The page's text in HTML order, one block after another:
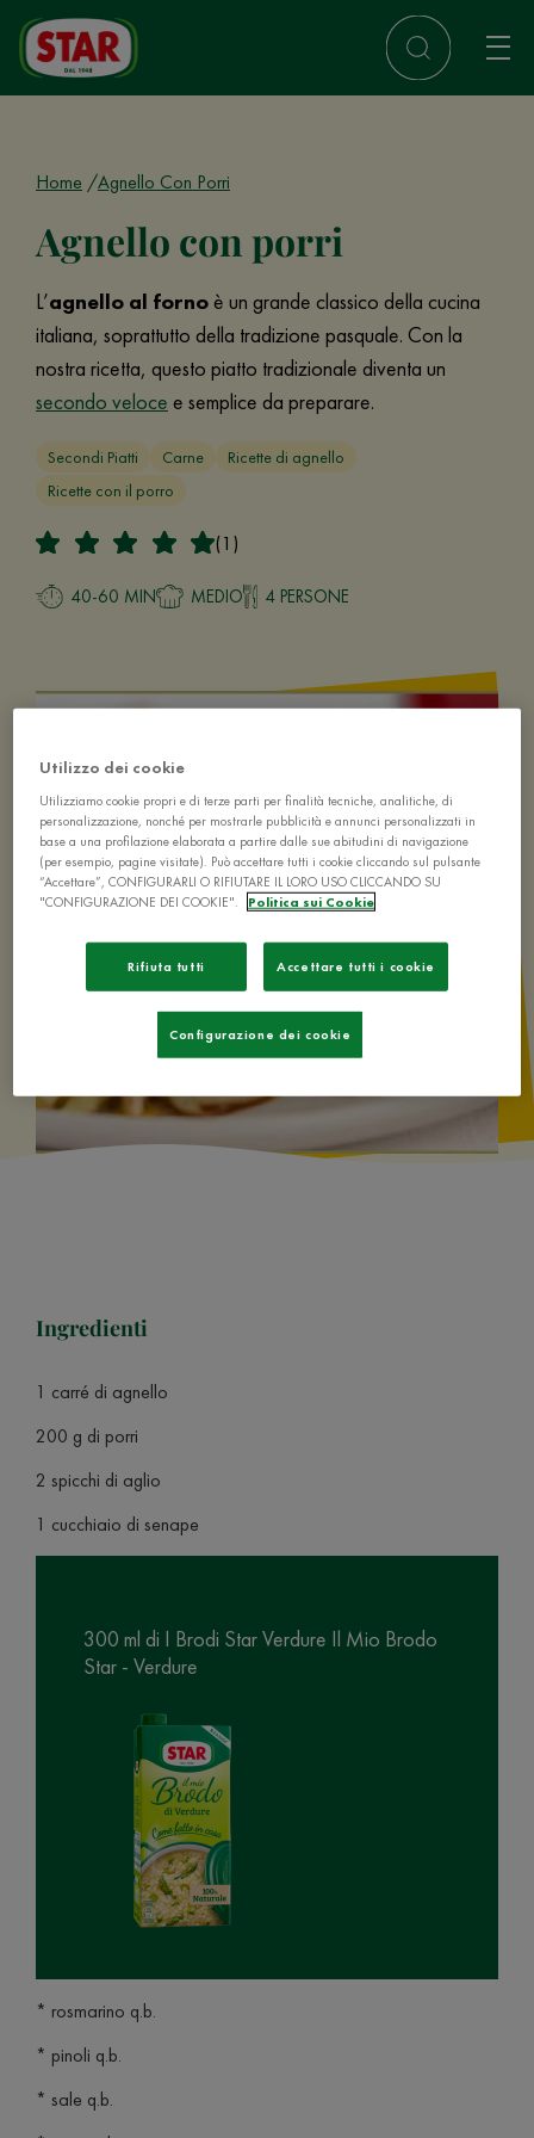
Home Agnello Con Porri
Agnello con porri
L’agnello al fornoè un grande classico della cucina
italiana, soprattutto della tradizione pasquale. Con la
nostra ricetta, questo piatto tradizionale diventa un
secondo veloce e semplice da preparare.
Secondi Piatti Carne
Ricette di agnello
Ricette con il porro
(1)
40-60 MIN MEDIO 4 PERSONE
Ingredienti
1 carré di agnello
200 g di porri
2 spicchi di aglio
1 cucchiaio di senape
300 ml di I Brodi Star Verdure Il Mio Brodo
Star - Verdure
* rosmarino q.b.
* pinoli q.b.
* sale q.b.
Utilizzo dei cookie
Utilizziamo cookie propri e di terze parti per finalità tecniche, analitiche, di
personalizzazione, nonché per mostrarle pubblicità e annunci personalizzati in
base a una profilazione elaborata a partire dalle sue abitudini di navigazione
(per esempio, pagine visitate). Può accettare tutti i cookie cliccando sul pulsante
“Accettare”, CONFIGURARLI O RIFIUTARE IL LORO USO CLICCANDO SU
"CONFIGURAZIONE DEI COOKIE".
Politica sui Cookie
Rifiuta tutti Accettare tutti i cookie
Configurazione dei cookie